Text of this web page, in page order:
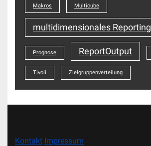
Makros Multicube
multidimensionales Reporting
Prognose ReportOutput
Tivoli Zielgruppenverteilung
Kontakt Impressum